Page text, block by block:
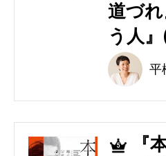
道づ
う人
平
5
『